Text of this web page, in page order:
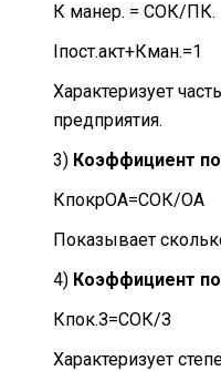
К манер. = СОК/ПК.
Iпост.акт+Кман.=1
Характеризует
предприятия.
3) Коэффициент
КпокрОА=СОК/ОА
Показывает
4) Коэффициент
Кпок.З=СОК/З
Характеризует